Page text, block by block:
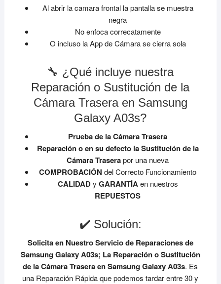
Al abrir la camara frontal la pantalla se muestra
negra
No enfoca correcatamente
O incluso la App de Cámara se cierra sola
🔧 ¿Qué incluye nuestra
Reparación o Sustitución de la
Cámara Trasera en Samsung
Galaxy A03s?
Prueba de la Cámara Trasera
Reparación o en su defecto la Sustitución de la
Cámara Traserapor una nueva
COMPROBACIÓNdel Correcto Funcionamiento
CALIDADy GARANTÍAen nuestros
REPUESTOS
✔️ Solución:
Solicita en Nuestro Servicio de Reparaciones de
Samsung Galaxy A03s; La Reparación o Sustitución
de la Cámara Trasera en Samsung Galaxy A03s. Es
una Reparación Rápida que podemos tardar entre 30 y